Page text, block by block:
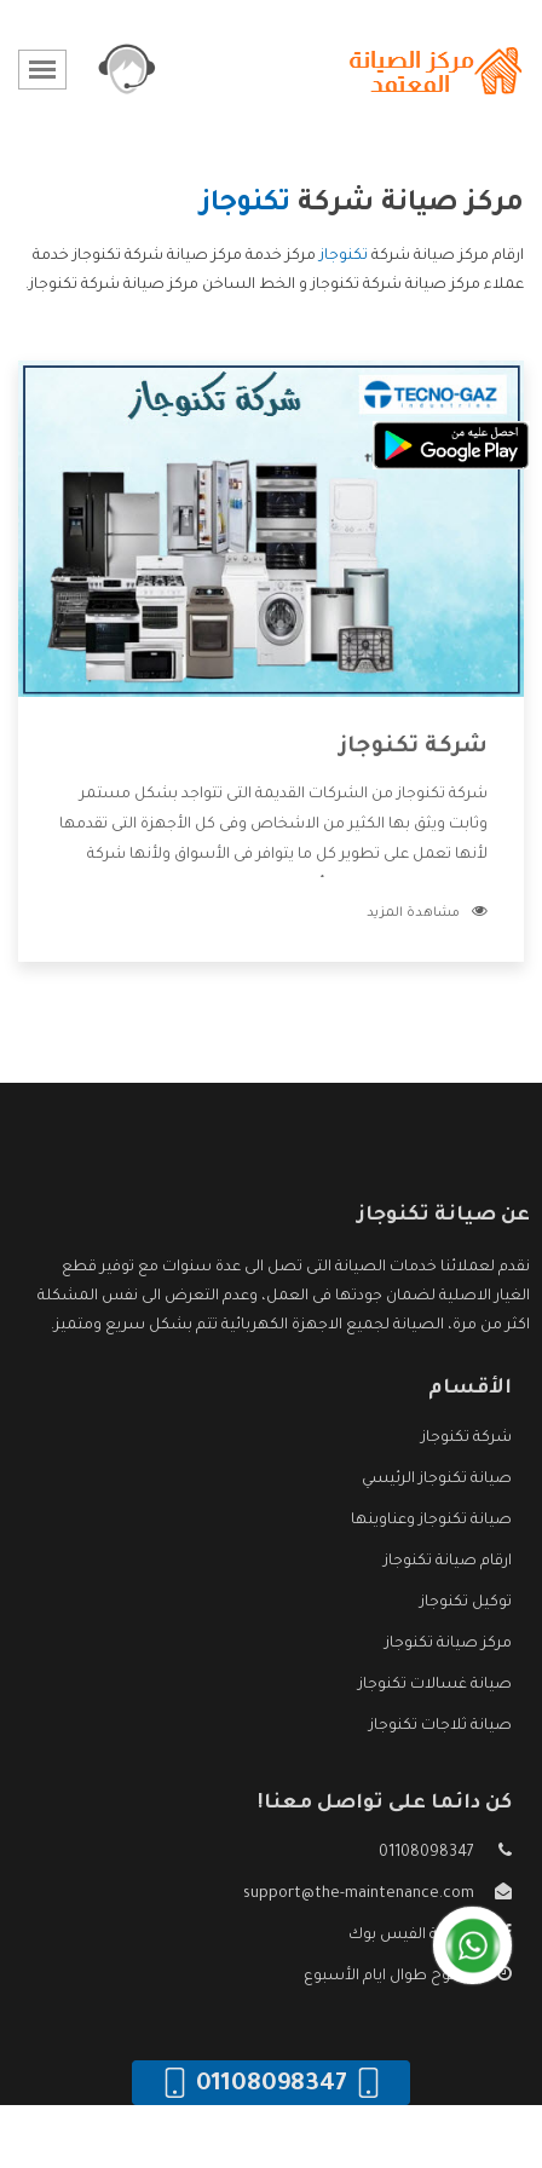
مركز صيانة شركة تكنوجاز
ارقام مركز صيانة شركة تكنوجازمركز خدمة مركز صيانة شركة تكنوجاز خدمة
عملاء مركز صيانة شركة تكنوجاز و الخط الساخن مركز صيانة شركة تكنوجاز.
شركة تكنوجاز
شركة تكنوجاز من الشركات القديمة التى تتواجد بشكل مستمر
وثابت ويثق بها الكثير من الاشخاص وفى كل الأجهزة التى تقدمها
لأنها تعمل على تطوير كل ما يتوافر فى الأسواق ولأنها شركة
وتقدم للعملاء أقوى العروض والخصومات التى تسهل على
مشاهدة المزيد
عن صيانة تكنوجاز
نقدم لعملائنا خدمات الصيانة التى تصل الى عدة سنوات مع توفير قطع
الغيار الاصلية لضمان جودتها فى العمل، وعدم التعرض الى نفس المشكلة
اكثر من مرة، الصيانة لجميع الاجهزة الكهربائية تتم بشكل سريع ومتميز.
الأقسام
شركة تكنوجاز
صيانة تكنوجاز الرئيسي
صيانة تكنوجاز وعناوينها
ارقام صيانة تكنوجاز
توكيل تكنوجاز
مركز صيانة تكنوجاز
صيانة غسالات تكنوجاز
صيانة ثلاجات تكنوجاز
كن دائما على تواصل معنا!
01108098347
support@the-maintenance.com
صفحة الفيس بوك
مفتوح طوال ايام الأسبوع
01108098347